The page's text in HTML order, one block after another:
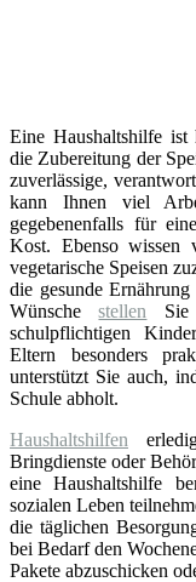
Eine Haushaltshilfe ist
die Zubereitung der
zuverlässige,
kann Ihnen viel
gegebenenfalls für
Kost. Ebenso wissen
vegetarische Speisen
die gesunde
Wünschestellen Sie
schulpflichtigen
Eltern besonders
unterstützt Sie auch,
Schule abholt.
Haushaltshilfen
Bringdienste oder
eine Haushaltshilfe
sozialen Leben
die täglichen
bei Bedarf den
Pakete abzuschicken